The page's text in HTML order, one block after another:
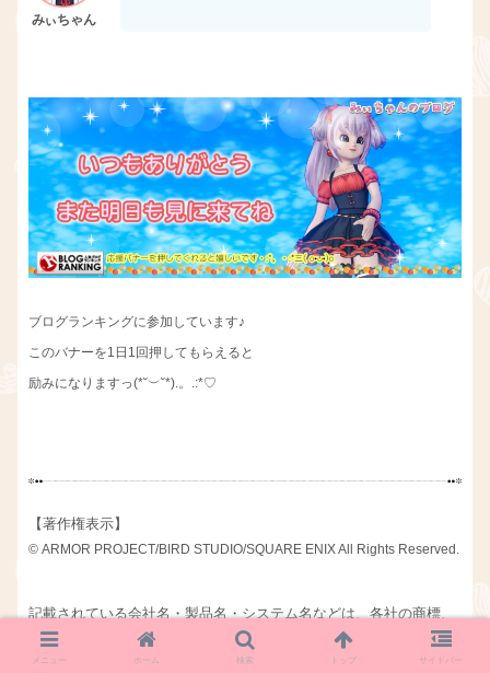
ブログランキングに参加しています♪
このバナーを1日1回押してもらえると
励みになりますっ(*˘︶˘*).。.:*♡
【著作権表示】
© ARMOR PROJECT/BIRD STUDIO/SQUARE ENIX All Rights Reserved.
記載されている会社名・製品名・システム名などは、各社の商標、
または登録商標です。
メニュー ホーム 検索 トップ サイドバー